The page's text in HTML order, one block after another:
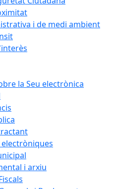
i de medi ambient
la Seu electrònica
i arxiu